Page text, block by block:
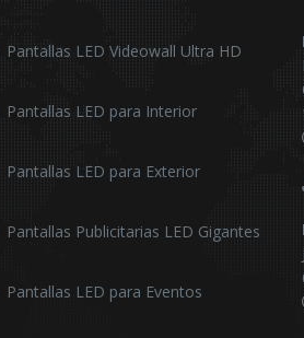
Pantallas LED Videowall Ultra HD
Pantallas LED para Interior
Pantallas LED para Exterior
Pantallas Publicitarias LED Gigantes
Pantallas LED para Eventos